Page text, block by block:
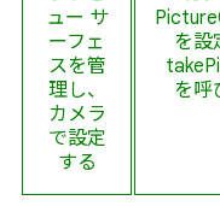
ュー サ
ーフェ
スを管
理し、
カメラ
で設定
する
を設
を呼